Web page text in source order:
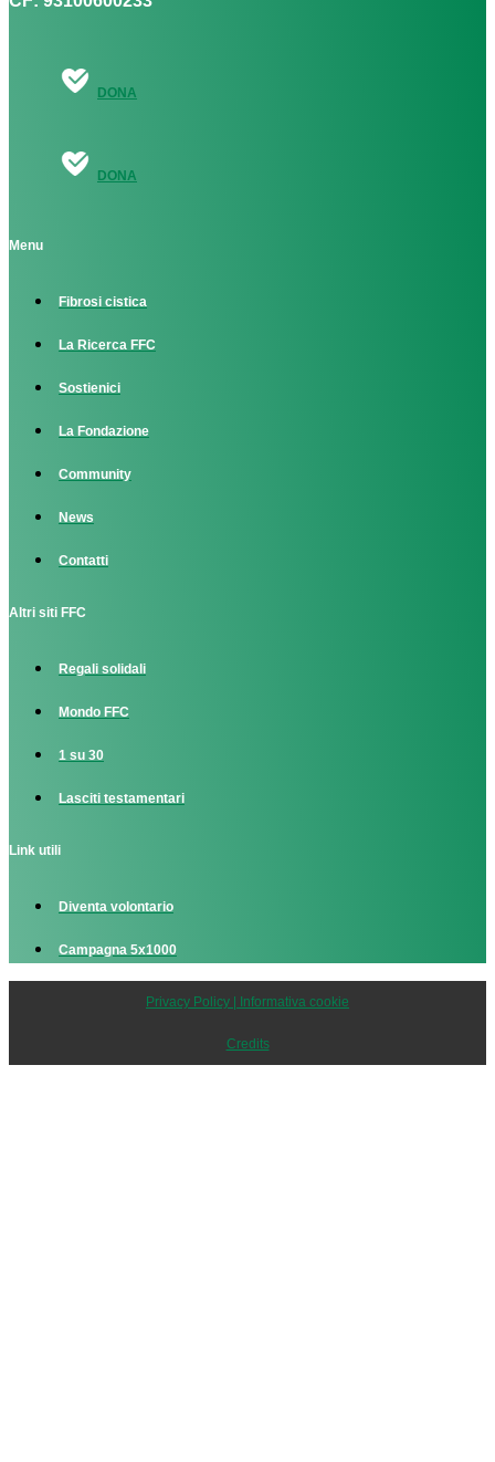
DONA
DONA
Menu
Fibrosi cistica
La Ricerca FFC
Sostienici
La Fondazione
Community
News
Contatti
Altri siti FFC
Regali solidali
Mondo FFC
1 su 30
Lasciti testamentari
Link utili
Diventa volontario
Campagna 5x1000
Privacy Policy | Informativa cookie
Credits